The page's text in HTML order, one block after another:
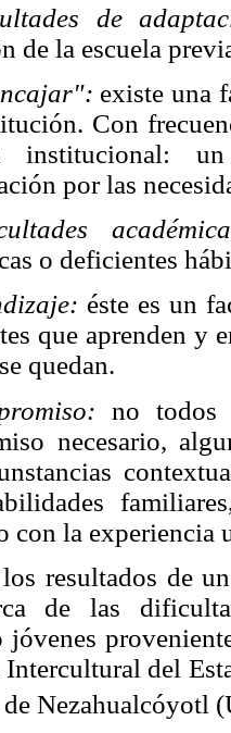
de
de la escuela
existe una
Con
institucional:
por las
o deficientes
éste es un
que aprenden y
quedan.
no todos
necesario,
con la experiencia
resultados de
de las
del
Nezahualcóyotl